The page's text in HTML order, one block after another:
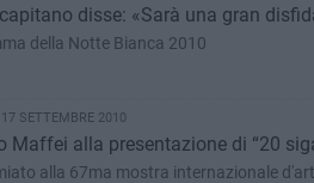
disse: «Sarà una gran
della Notte Bianca 2010
SETTEMBRE 2010
Maffei alla presentazione di “20
alla 67ma mostra internazionale